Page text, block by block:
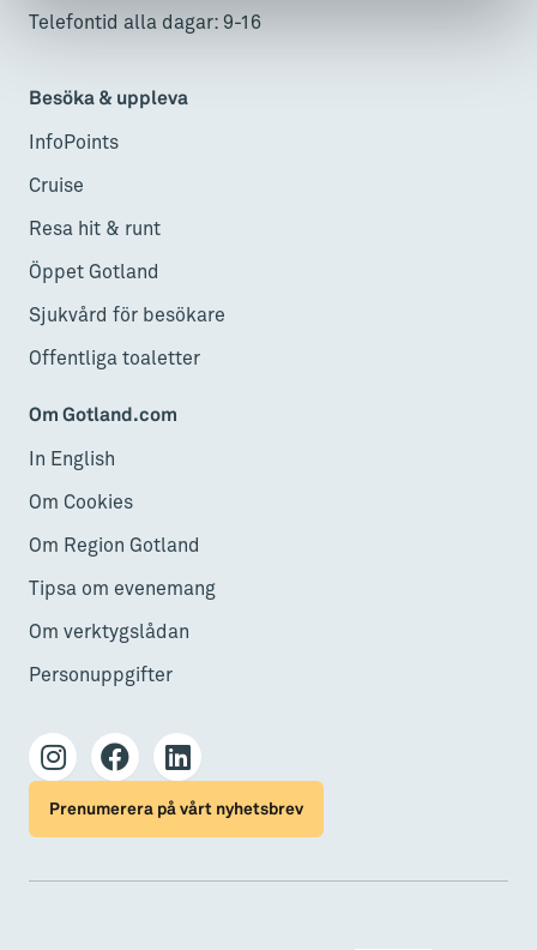
Telefontid alla dagar: 9-16
Besöka & uppleva
InfoPoints
Cruise
Resa hit & runt
Öppet Gotland
Sjukvård för besökare
Offentliga toaletter
Om Gotland.com
In English
Om Cookies
Om Region Gotland
Tipsa om evenemang
Om verktygslådan
Personuppgifter
Prenumerera på vårt nyhetsbrev